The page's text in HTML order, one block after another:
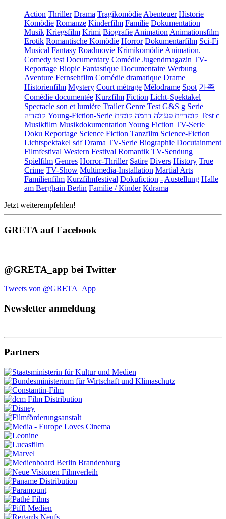
Action Thriller Drama TragikomödieAbenteuer Historie
Komödie Romanze Kinderfilm Familie Dokumentation
Musik Kriegsfilm Krimi BiografieAnimationAnimationsfilm
Erotik Romantische Komödie Horror Dokumentarfilm Sci-Fi
Musical Fantasy Roadmovie KrimikomödieAnimation.
Comedy test Documentary Comédie Jugendmagazin TV-
Reportage Biopic Fantastique Documentaire Werbung
Aventure Fernsehfilm Comédie dramatique Drame
Historienfilm Mystery Court métrage Mélodrame Spot 가족
Comédie documentée Kurzfilm Fiction Licht-Spektakel
Spectacle son et lumière Trailer Genre Test G&S g Serie
קומדיה Young-Fiction-Serie קומדיית פעולה דרמה קומית
Test c
Musikfilm MusikdokumentationYoung Fiction TV-Serie
Doku Reportage Science Fiction Tanzfilm Science-Fiction
Lichtspektakel sdf Drama TV-Serie Biographie Docutainment
Filmfestival Western Festival Romantik TV-Sendung
Spielfilm Genres Horror-Thriller Satire Divers History True
Crime TV-Show Multimedia-Installation Martial Arts
Familienfilm Kurzfilmfestival Dokufiction -Austellung Halle
am Berghain Berlin Familie / Kinder Kdrama
Jetzt weiterempfehlen!
GRETA auf Facebook
@GRETA_app bei Twitter
Tweets von @GRETA_App
Newsletter anmeldung
Partners